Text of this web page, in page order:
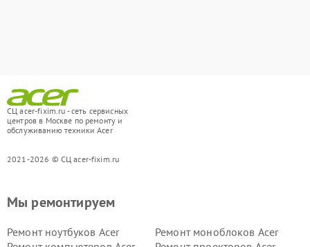
СЦ acer-fixim.ru - сеть сервисных
центров в Москве по ремонту и
обслуживанию техники Acer
2021-2026 © СЦ acer-fixim.ru
Мы ремонтируем
Ремонт ноутбуков Acer
Ремонт моноблоков Acer